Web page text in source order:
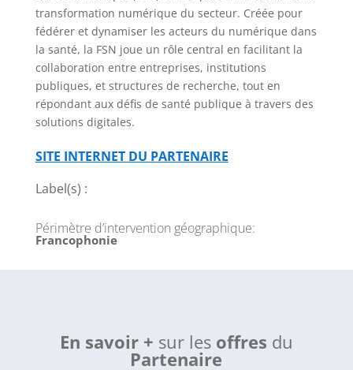
transformation numérique du secteur. Créée pour
fédérer et dynamiser les acteurs du numérique dans
la santé, la FSN joue un rôle central en facilitant la
collaboration entre entreprises, institutions
publiques, et structures de recherche, tout en
répondant aux défis de santé publique à travers des
solutions digitales.
SITE INTERNET DU PARTENAIRE
Label(s) :
Périmètre d’intervention géographique:
Francophonie
En savoir + sur les offres du
Partenaire